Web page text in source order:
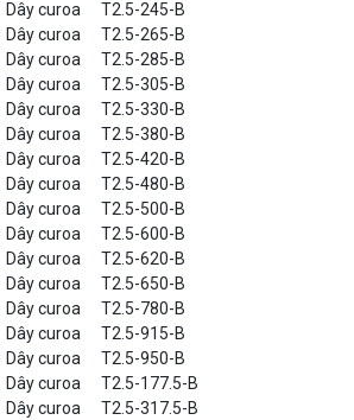
Dây curoa
T2.5-245-B
Dây curoa
T2.5-265-B
Dây curoa
T2.5-285-B
Dây curoa
T2.5-305-B
Dây curoa
T2.5-330-B
Dây curoa
T2.5-380-B
Dây curoa
T2.5-420-B
Dây curoa
T2.5-480-B
Dây curoa
T2.5-500-B
Dây curoa
T2.5-600-B
Dây curoa
T2.5-620-B
Dây curoa
T2.5-650-B
Dây curoa
T2.5-780-B
Dây curoa
T2.5-915-B
Dây curoa
T2.5-950-B
Dây curoa
T2.5-177.5-B
Dây curoa
T2.5-317.5-B